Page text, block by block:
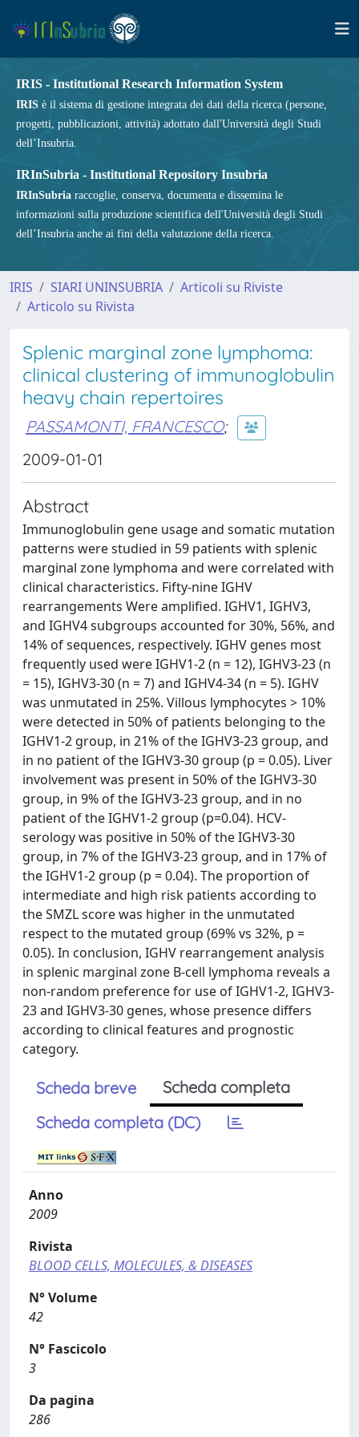
IRIS - Institutional Research Information System
IRIS è il sistema di gestione integrata dei dati della ricerca (persone,
progetti, pubblicazioni, attività) adottato dall'Università degli Studi
dell’Insubria.
IRInSubria - Institutional Repository Insubria
IRInSubria raccoglie, conserva, documenta e dissemina le
informazioni sulla produzione scientifica dell'Università degli Studi
dell’Insubria anche ai fini della valutazione della ricerca.
IRIS SIARI UNINSUBRIA
Articoli su Riviste
Articolo su Rivista
Splenic marginal zone lymphoma:
clinical clustering of immunoglobulin
heavy chain repertoires
PASSAMONTI, FRANCESCO;
2009-01-01
Abstract
Immunoglobulin gene usage and somatic mutation
patterns were studied in 59 patients with splenic
marginal zone lymphoma and were correlated with
clinical characteristics. Fifty-nine IGHV
rearrangements Were amplified. IGHV1, IGHV3,
and IGHV4 subgroups accounted for 30%, 56%, and
14% of sequences, respectively. IGHV genes most
frequently used were IGHV1-2 (n = 12), IGHV3-23 (n
= 15), IGHV3-30 (n = 7) and IGHV4-34 (n = 5). IGHV
was unmutated in 25%. Villous lymphocytes > 10%
were detected in 50% of patients belonging to the
IGHV1-2 group, in 21% of the IGHV3-23 group, and
in no patient of the IGHV3-30 group (p = 0.05). Liver
involvement was present in 50% of the IGHV3-30
group, in 9% of the IGHV3-23 group, and in no
patient of the IGHV1-2 group (p=0.04). HCV-
serology was positive in 50% of the IGHV3-30
group, in 7% of the IGHV3-23 group, and in 17% of
the IGHV1-2 group (p = 0.04). The proportion of
intermediate and high risk patients according to
the SMZL score was higher in the unmutated
respect to the mutated group (69% vs 32%, p =
0.05). In conclusion, IGHV rearrangement analysis
in splenic marginal zone B-cell lymphoma reveals a
non-random preference for use of IGHV1-2, IGHV3-
23 and IGHV3-30 genes, whose presence differs
according to clinical features and prognostic
category.
Scheda breve
Scheda completa
Scheda completa (DC)
Anno
2009
Rivista
BLOOD CELLS, MOLECULES, & DISEASES
N° Volume
42
N° Fascicolo
3
Da pagina
286